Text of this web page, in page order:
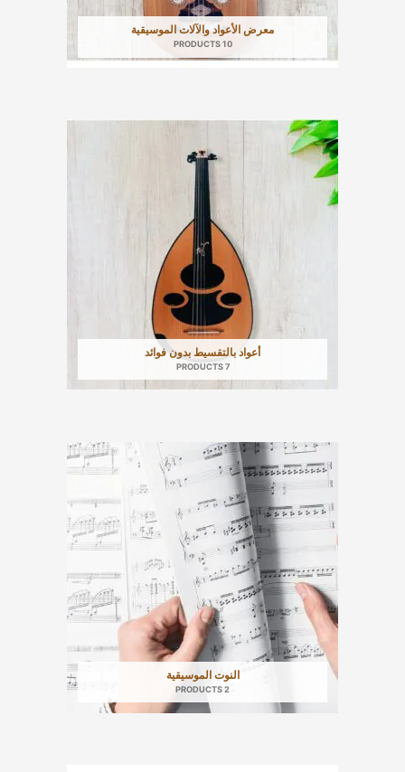
معرض الأعواد والآلات الموسيقية
10 PRODUCTS
أعواد بالتقسيط بدون فوائد
7 PRODUCTS
النوت الموسيقية
2 PRODUCTS